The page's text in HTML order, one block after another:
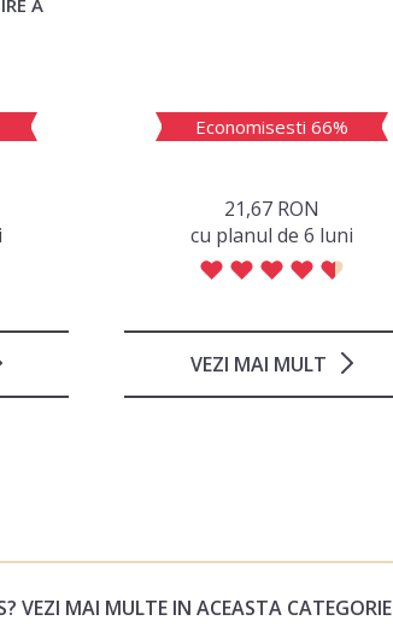
VEZI MAI MULT
Economisesti 66%
21,67 RON
сu planul de 6 luni
VEZI MAI MULTE IN ACEASTA CATEGORIE